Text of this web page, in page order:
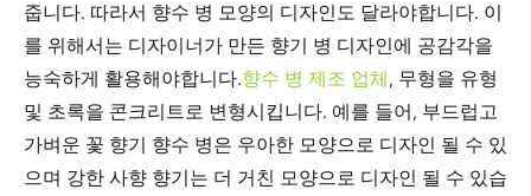
줍니다. 따라서 향수 병 모양의 디자인도 달라야합니다. 이
를 위해서는 디자이너가 만든 향기 병 디자인에 공감각을
능숙하게 활용해야합니다.향수 병 제조 업체, 무형을 유형
및 초록을 콘크리트로 변형시킵니다. 예를 들어, 부드럽고
가벼운 꽃 향기 향수 병은 우아한 모양으로 디자인 될 수 있
으며 강한 사향 향기는 더 거친 모양으로 디자인 될 수 있습